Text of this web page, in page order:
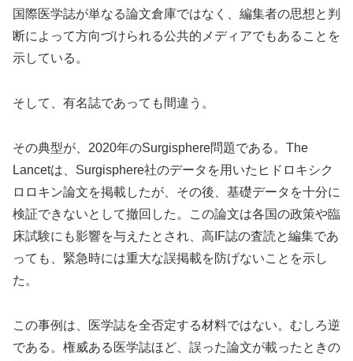
国際医学誌が単なる論文倉庫ではなく、編集者の思想と判
断によって方向づけられる公共的メディアでもあることを
示している。
そして、有名誌であっても間違う。
その典型が、2020年のSurgisphere問題である。The
Lancetは、Surgisphere社のデータを用いたヒドロキシク
ロロキン論文を掲載したが、その後、基礎データを十分に
検証できないとして撤回した。この論文は各国の政策や臨
床試験にも影響を与えたとされ、高IF誌の査読と編集であ
っても、緊急時には重大な誤掲載を防げないことを示し
た。
この事例は、医学誌を全否定する材料ではない。むしろ逆
である。権威ある医学誌ほど、誤った論文が載ったときの